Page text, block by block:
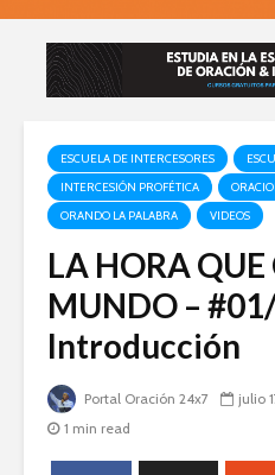
ESCUELA DE INTERCESORES
INTERCESIÓN PROFÉTICA
ORANDO LA PALABRA
VIDEOS
LA HORA
MUNDO –
Introducción
Portal Oración 24x7 julio
1 min read